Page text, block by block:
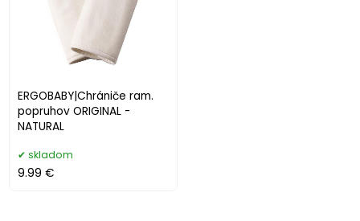
ERGOBABY|Chrániče ram.
popruhov ORIGINAL -
NATURAL
skladom
9.99 €